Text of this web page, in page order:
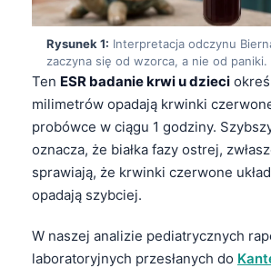
Rysunek 1: Interpretacja odczynu
zaczyna się od wzorca, a nie od paniki.
Ten ESR badanie krwi u dzieci
milimetrów opadają krwinki
probówce w ciągu 1 godziny.
oznacza, że białka fazy ostrej,
sprawiają, że krwinki czerwone
opadają szybciej.
W naszej analizie pediatrycznych
laboratoryjnych przesłanych do